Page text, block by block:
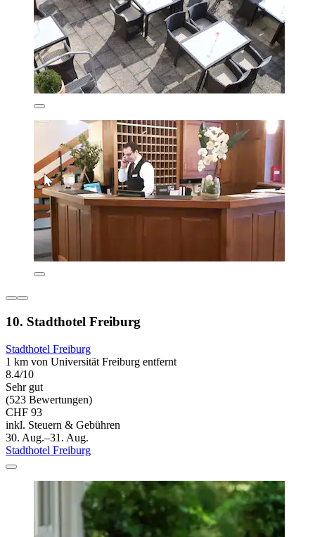
10. Stadthotel Freiburg
Stadthotel Freiburg
1 km von Universität Freiburg entfernt
8.4/10
Sehr gut
(523 Bewertungen)
CHF 93
inkl. Steuern & Gebühren
30. Aug.–31. Aug.
Stadthotel Freiburg